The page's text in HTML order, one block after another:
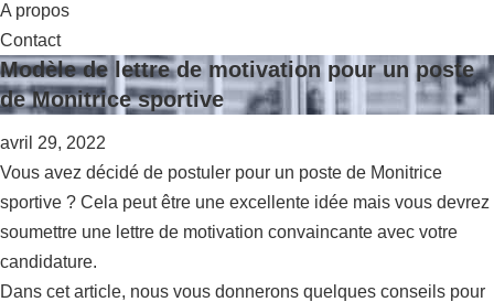
A propos
Contact
Modèle de lettre de motivation pour un poste
de Monitrice sportive
avril 29, 2022
Vous avez décidé de postuler pour un poste de Monitrice
sportive ? Cela peut être une excellente idée mais vous devrez
soumettre une lettre de motivation convaincante avec votre
candidature.
Dans cet article, nous vous donnerons quelques conseils pour